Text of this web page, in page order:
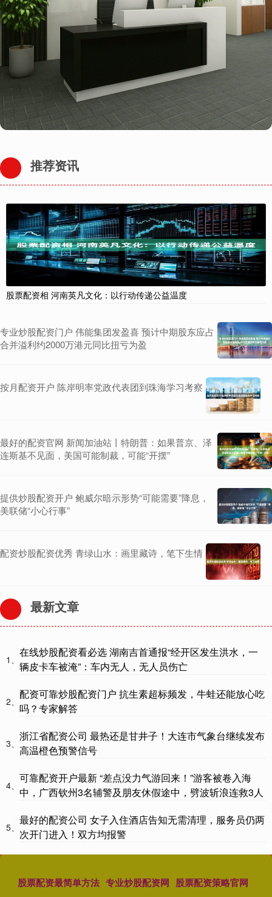
推荐资讯
股票配资相 河南英凡文化：以行动传递公益温度
专业炒股配资门户 伟能集团发盈喜 预计中期股东应占
合并溢利约2000万港元同比扭亏为盈
按月配资开户 陈岸明率党政代表团到珠海学习考察
最好的配资官网 新闻加油站丨特朗普：如果普京、泽
连斯基不见面，美国可能制裁，可能“开摆”
提供炒股配资开户 鲍威尔暗示形势“可能需要”降息，
美联储“小心行事”
配资炒股配资优秀 青绿山水：画里藏诗，笔下生情
最新文章
1、
在线炒股配资看必选 湖南吉首通报“经开区发生洪水，一
辆皮卡车被淹”：车内无人，无人员伤亡
2、
配资可靠炒股配资门户 抗生素超标频发，牛蛙还能放心吃
吗？专家解答
3、
浙江省配资公司 最热还是甘井子！大连市气象台继续发布
高温橙色预警信号
4、
可靠配资开户最新 “差点没力气游回来！”游客被卷入海
中，广西钦州3名辅警及朋友休假途中，劈波斩浪连救3人
5、
最好的配资公司 女子入住酒店告知无需清理，服务员仍两
次开门进入！双方均报警
股票配资最简单方法 专业炒股配资网 股票配资策略官网